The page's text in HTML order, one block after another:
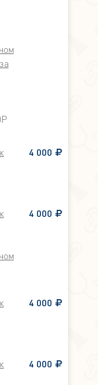
4 000
4 000
4 000
4 000